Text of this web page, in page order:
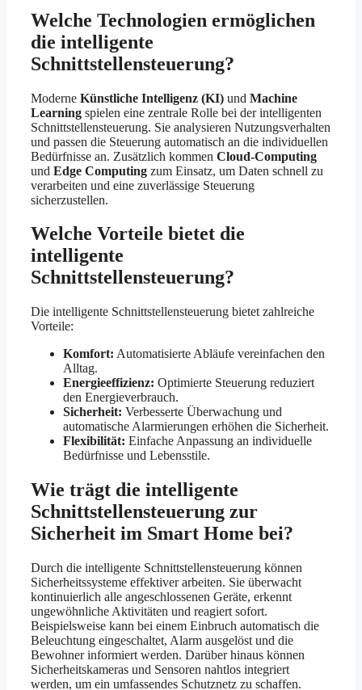
Welche Technologien ermöglichen
die intelligente
Schnittstellensteuerung?
Moderne Künstliche Intelligenz (KI) und Machine
Learning spielen eine zentrale Rolle bei der intelligenten
Schnittstellensteuerung. Sie analysieren Nutzungsverhalten
und passen die Steuerung automatisch an die individuellen
Bedürfnisse an. Zusätzlich kommen Cloud-Computing
und Edge Computing zum Einsatz, um Daten schnell zu
verarbeiten und eine zuverlässige Steuerung
sicherzustellen.
Welche Vorteile bietet die
intelligente
Schnittstellensteuerung?
Die intelligente Schnittstellensteuerung bietet zahlreiche
Vorteile:
Komfort: Automatisierte Abläufe vereinfachen den
Alltag.
Energieeffizienz: Optimierte Steuerung reduziert
den Energieverbrauch.
Sicherheit: Verbesserte Überwachung und
automatische Alarmierungen erhöhen die Sicherheit.
Flexibilität: Einfache Anpassung an individuelle
Bedürfnisse und Lebensstile.
Wie trägt die intelligente
Schnittstellensteuerung zur
Sicherheit im Smart Home bei?
Durch die intelligente Schnittstellensteuerung können
Sicherheitssysteme effektiver arbeiten. Sie überwacht
kontinuierlich alle angeschlossenen Geräte, erkennt
ungewöhnliche Aktivitäten und reagiert sofort.
Beispielsweise kann bei einem Einbruch automatisch die
Beleuchtung eingeschaltet, Alarm ausgelöst und die
Bewohner informiert werden. Darüber hinaus können
Sicherheitskameras und Sensoren nahtlos integriert
werden, um ein umfassendes Schutznetz zu schaffen.